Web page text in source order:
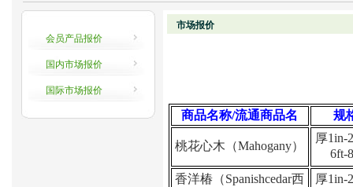
会员产品报价
国内市场报价
国际市场报价
市场报价
商品名称/流通商品名 规
桃花心木（Mahogany）
厚1in-
6ft-
香洋椿（Spanishcedar西
厚1in-